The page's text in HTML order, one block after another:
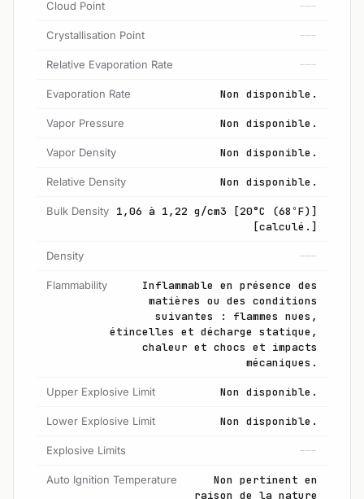
Cloud Point ---
Crystallisation Point ---
Relative Evaporation Rate ---
Evaporation Rate Non disponible.
Vapor Pressure Non disponible.
Vapor Density Non disponible.
Relative Density Non disponible.
Bulk Density
1,06 à 1,22 g/cm3 [20°C (68ºF)]
[calculé.]
Density ---
Flammability
Inflammable en présence des
matières ou des conditions
suivantes : flammes nues,
étincelles et décharge statique,
chaleur et chocs et impacts
mécaniques.
Upper Explosive Limit Non disponible.
Lower Explosive Limit Non disponible.
Explosive Limits ---
Auto Ignition Temperature
Non pertinent en
raison de la nature